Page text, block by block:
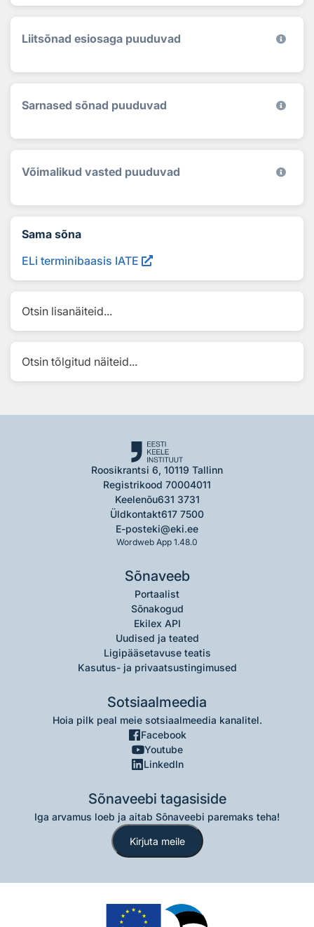
Liitsõnad esiosaga puuduvad
Sarnased sõnad puuduvad
Võimalikud vasted puuduvad
Sama sõna
ELi terminibaasis IATE
Otsin lisanäiteid...
Otsin tõlgitud näiteid...
Roosikrantsi 6, 10119 Tallinn
Registrikood 70004011
Keelenõu631 3731
Üldkontakt617 7500
E-posteki@eki.ee
Wordweb App 1.48.0
Sõnaveeb
Portaalist
Sõnakogud
Ekilex API
Uudised ja teated
Ligipääsetavuse teatis
Kasutus- ja privaatsustingimused
Sotsiaalmeedia
Hoia pilk peal meie sotsiaalmeedia kanalitel.
Facebook
Youtube
LinkedIn
Sõnaveebi tagasiside
Iga arvamus loeb ja aitab Sõnaveebi paremaks teha!
Kirjuta meile